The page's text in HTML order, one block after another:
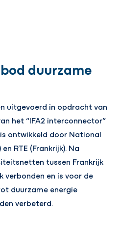
duurzame
uitgevoerd in opdracht van
het “IFA2 interconnector”
ontwikkeld door National
RTE (Frankrijk). Na
tussen Frankrijk
verbonden en is voor de
duurzame energie
verbeterd.